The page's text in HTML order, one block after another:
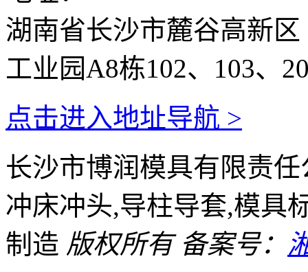
湖南省长沙市麓谷高新
工业园A8栋102、103、
点击进入地址导航 >
长沙市博润模具有限责
冲床冲头,导柱导套,模具
制造 版权所有 备案号：